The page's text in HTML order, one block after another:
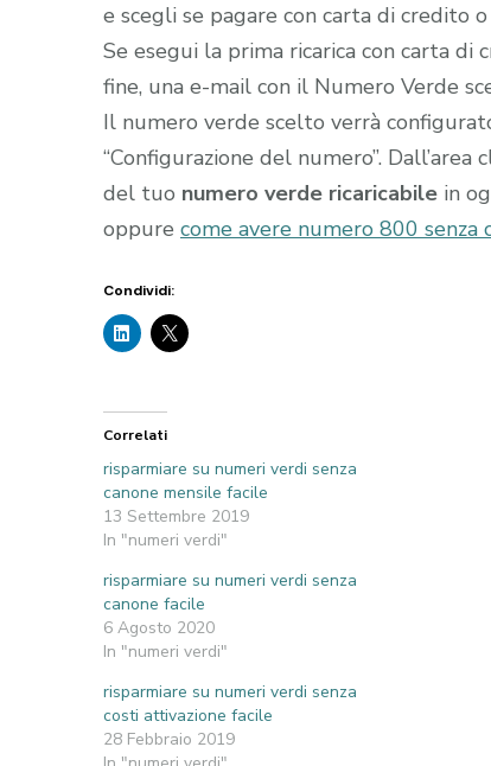
e scegli se pagare con carta di credito
Se esegui la prima ricarica con carta
fine, una e-mail con il Numero Verde
Il numero verde scelto verrà
“Configurazione del numero”.
del tuo numero verde ricaricabile in
oppure come avere numero 800 senza
Condividi:
Correlati
risparmiare su numeri verdi senza
canone mensile facile
13 Settembre 2019
In "numeri verdi"
risparmiare su numeri verdi senza
canone facile
6 Agosto 2020
In "numeri verdi"
risparmiare su numeri verdi senza
costi attivazione facile
28 Febbraio 2019